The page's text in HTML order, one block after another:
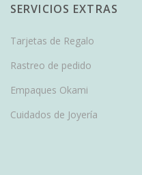
SERVICIOS EXTRAS
Tarjetas de Regalo
Rastreo de pedido
Empaques Okami
Cuidados de Joyería